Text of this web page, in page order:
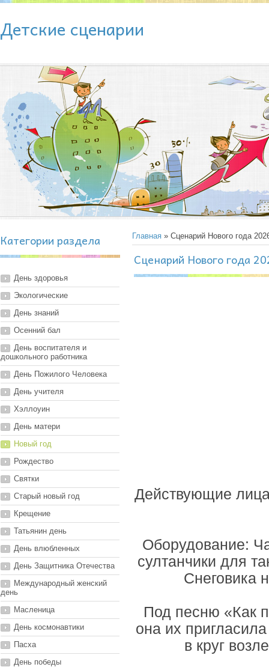
Детские сценарии
Категории раздела
День здоровья
Экологические
День знаний
Осенний бал
День воспитателя и
дошкольного работника
День Пожилого Человека
День учителя
Хэллоуин
День матери
Новый год
Рождество
Святки
Старый новый год
Крещение
Татьянин день
День влюбленных
День Защитника Отечества
Международный женский
день
Масленица
День космонавтики
Пасха
День победы
Главная » Сценарий Нового года
Сценарий Нового года
Действующие
Оборудование:
султанчики для
Снеговика
Под песню «Как
она их
в круг